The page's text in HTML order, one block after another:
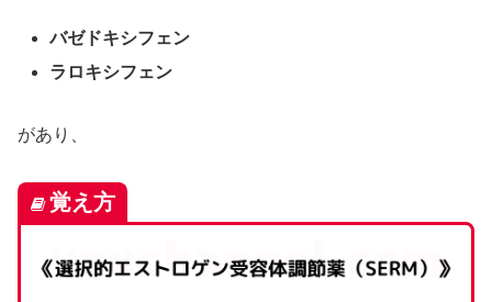
バゼドキシフェン
ラロキシフェン
があり、
覚え方